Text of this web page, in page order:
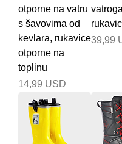
otporne na vatru
s šavovima od
kevlara, rukavice
otporne na
toplinu
Cijena
14,99 USD
Cijena
39,99